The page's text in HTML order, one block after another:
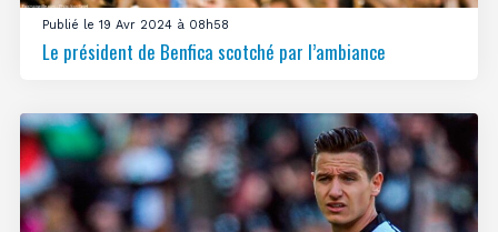
Publié le 19 Avr 2024 à 08h58
Le président de Benfica scotché par l’ambiance